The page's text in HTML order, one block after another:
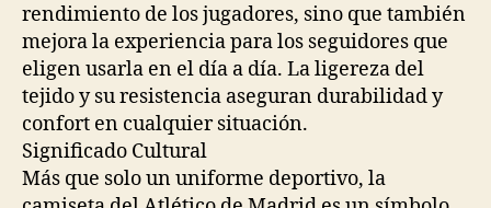
rendimiento de los jugadores, sino que también
mejora la experiencia para los seguidores que
eligen usarla en el día a día. La ligereza del
tejido y su resistencia aseguran durabilidad y
confort en cualquier situación.
Significado Cultural
Más que solo un uniforme deportivo, la